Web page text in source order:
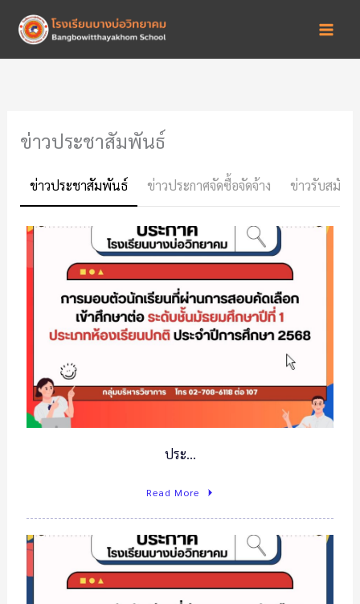
content
ข่าวประชาสัมพันธ์
ข่าวประชาสัมพันธ์ ข่าวประกาศจัดซื้อจัดจ้าง ข่าวรับสมัคร
ประ…
Read More